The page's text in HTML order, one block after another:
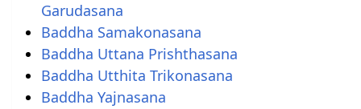
Garudasana
Baddha Samakonasana
Baddha Uttana Prishthasana
Baddha Utthita Trikonasana
Baddha Yajnasana